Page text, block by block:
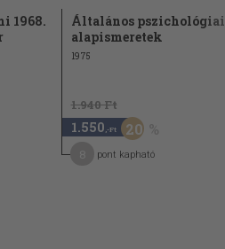
1968.
Általános pszichológiai
alapismeretek
1975
1.940 Ft
1.550 ,-Ft 20
pont kapható